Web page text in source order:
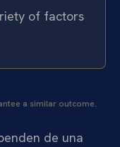
of factors
a similar outcome.
de una